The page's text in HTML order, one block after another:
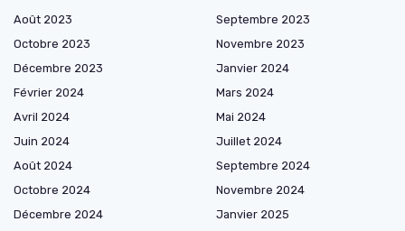
Août 2023
Septembre 2023
Octobre 2023
Novembre 2023
Décembre 2023
Janvier 2024
Février 2024
Mars 2024
Avril 2024
Mai 2024
Juin 2024
Juillet 2024
Août 2024
Septembre 2024
Octobre 2024
Novembre 2024
Décembre 2024
Janvier 2025